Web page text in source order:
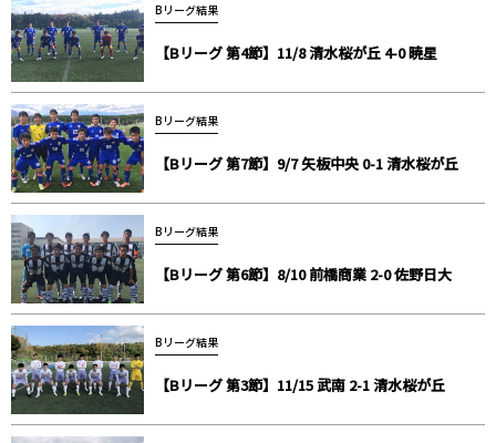
Bリーグ結果
【Bリーグ 第4節】11/8 清水桜が丘 4-0 暁星
Bリーグ結果
【Bリーグ 第7節】9/7 矢板中央 0-1 清水桜が丘
Bリーグ結果
【Bリーグ 第6節】8/10 前橋商業 2-0 佐野日大
Bリーグ結果
【Bリーグ 第3節】11/15 武南 2-1 清水桜が丘